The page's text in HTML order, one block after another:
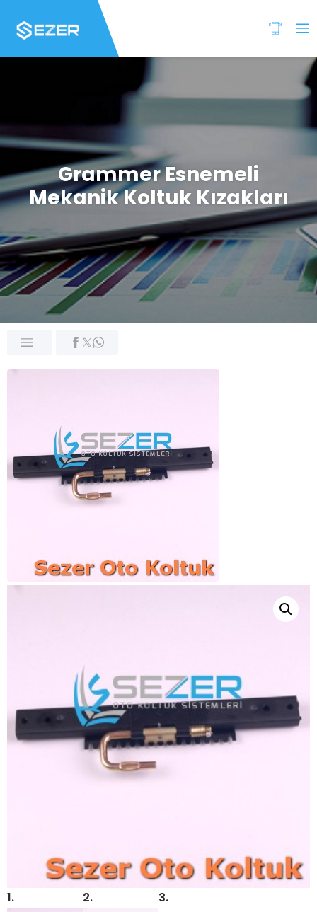
Grammer Esnemeli
Mekanik Koltuk Kızakları